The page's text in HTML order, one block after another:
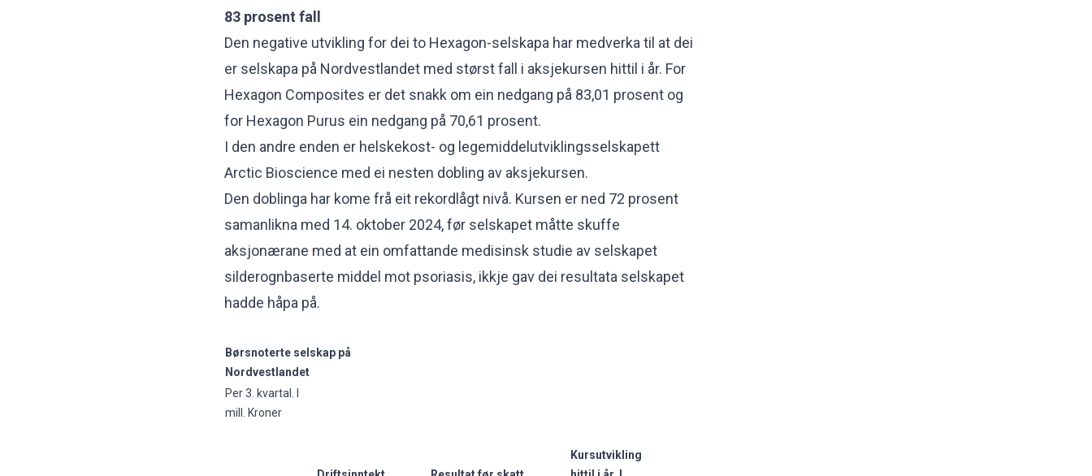
83 prosent fall
Den negative utvikling for dei to Hexagon-selskapa har medverka til at dei
er selskapa på Nordvestlandet med størst fall i aksjekursen hittil i år. For
Hexagon Composites er det snakk om ein nedgang på 83,01 prosent og
for Hexagon Purus ein nedgang på 70,61 prosent.
I den andre enden er helskekost- og legemiddelutviklingsselskapett
Arctic Bioscience med ei nesten dobling av aksjekursen.
Den doblinga har kome frå eit rekordlågt nivå. Kursen er ned 72 prosent
samanlikna med 14. oktober 2024, før selskapet måtte skuffe
aksjonærane med at ein omfattande medisinsk studie av selskapet
silderognbaserte middel mot psoriasis, ikkje gav dei resultata selskapet
hadde håpa på.
Børsnoterte selskap på
Nordvestlandet
Per 3. kvartal. I
mill. Kroner
Kursutvikling